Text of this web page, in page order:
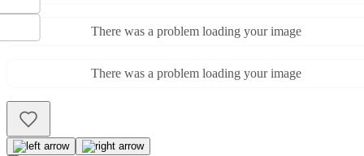
There was a problem loading your image
There was a problem loading your image